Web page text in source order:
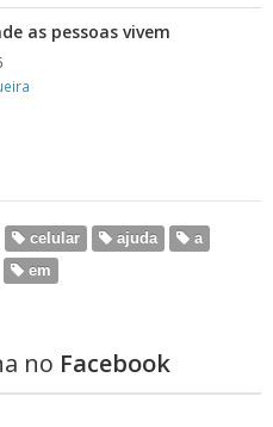
as pessoas vivem
celular ajuda
a
em
no Facebook